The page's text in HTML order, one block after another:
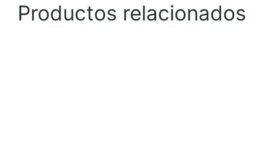
Productos relacionados